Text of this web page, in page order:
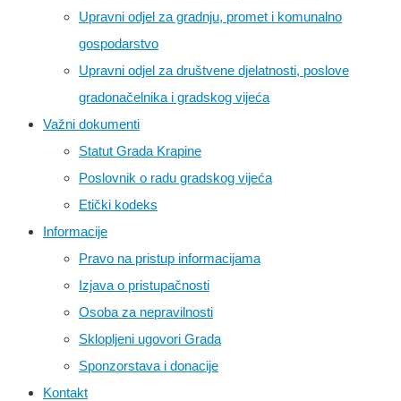
Upravni odjel za gradnju, promet i komunalno
gospodarstvo
Upravni odjel za društvene djelatnosti, poslove
gradonačelnika i gradskog vijeća
Važni dokumenti
Statut Grada Krapine
Poslovnik o radu gradskog vijeća
Etički kodeks
Informacije
Pravo na pristup informacijama
Izjava o pristupačnosti
Osoba za nepravilnosti
Sklopljeni ugovori Grada
Sponzorstava i donacije
Kontakt